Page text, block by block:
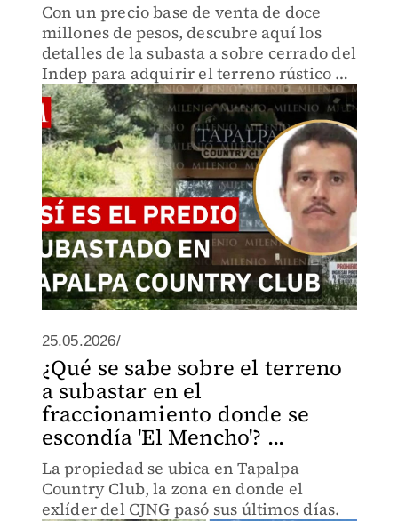
Con un precio base de venta de doce
millones de pesos, descubre aquí los
detalles de la subasta a sobre cerrado del
Indep para adquirir el terreno rústico en
Jalisco donde se ocultaba el líder
criminal antes de ser abatido por el
ejército.
25.05.2026/
¿Qué se sabe sobre el terreno
a subastar en el
fraccionamiento donde se
escondía 'El Mencho'? ...
La propiedad se ubica en Tapalpa
Country Club, la zona en donde el
exlíder del CJNG pasó sus últimos días.